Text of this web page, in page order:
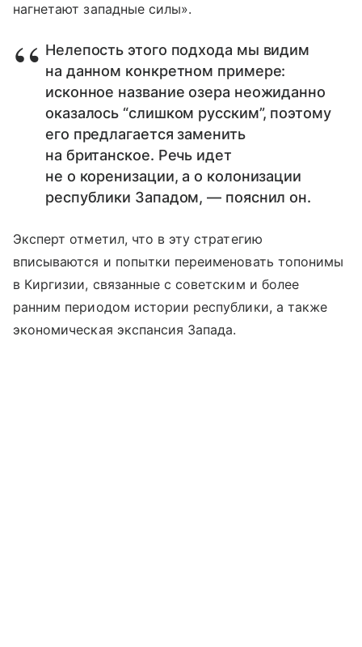
нагнетают западные силы».
Нелепость этого подхода мы видим
на данном конкретном примере:
исконное название озера неожиданно
оказалось “слишком русским”, поэтому
его предлагается заменить
на британское. Речь идет
не о коренизации, а о колонизации
республики Западом, — пояснил он.
Эксперт отметил, что в эту стратегию
вписываются и попытки переименовать топонимы
в Киргизии, связанные с советским и более
ранним периодом истории республики, а также
экономическая экспансия Запада.